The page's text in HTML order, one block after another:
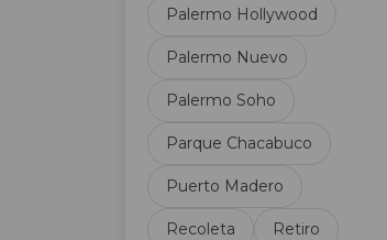
Palermo Hollywood
Palermo Nuevo
Palermo Soho
Parque Chacabuco
Puerto Madero
Recoleta Retiro